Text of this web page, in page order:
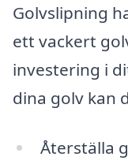
Golvslipning
ett vackert
investering i
dina golv kan
Återställa